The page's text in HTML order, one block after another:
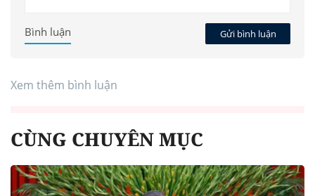
Gửi bình luận
Bình luận
Xem thêm bình luận
CÙNG CHUYÊN MỤC